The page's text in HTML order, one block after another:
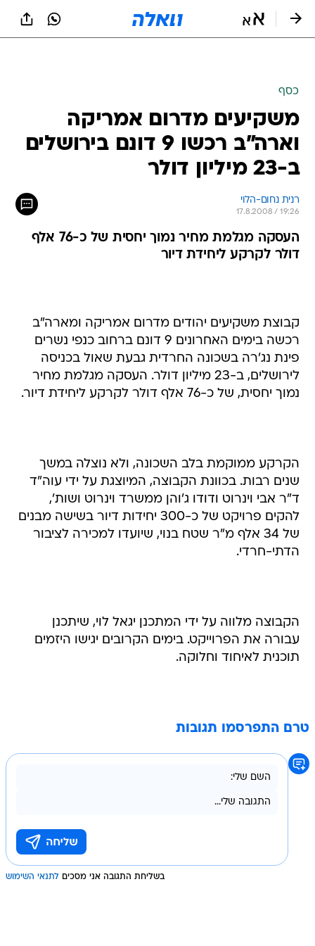
כסף
משקיעים מדרום אמריקה
וארה"ב רכשו 9 דונם בירושלים
ב-23 מיליון דולר
רנית נחום-הלוי
17.8.2008 / 19:26
העסקה מגלמת מחיר נמוך יחסית של כ-76 אלף
דולר לקרקע ליחידת דיור
קבוצת משקיעים יהודים מדרום אמריקה ומארה"ב
רכשה בימים האחרונים 9 דונם ברחוב כנפי נשרים
פינת נג'רה בשכונה החרדית גבעת שאול בכניסה
לירושלים, ב-23 מיליון דולר. העסקה מגלמת מחיר
נמוך יחסית, של כ-76 אלף דולר לקרקע ליחידת דיור.
הקרקע ממוקמת בלב השכונה, ולא נוצלה במשך
שנים רבות. בכוונת הקבוצה, המיוצגת על ידי עוה"ד
ד"ר אבי וינרוט ודודו ג'והן ממשרד וינרוט ושות',
להקים פרויקט של כ-300 יחידות דיור בשישה מבנים
של 34 אלף מ"ר שטח בנוי, שיועדו למכירה לציבור
הדתי-חרדי.
הקבוצה מלווה על ידי המתכנן יגאל לוי, שיתכנן
עבורה את הפרוייקט. בימים הקרובים יגישו היזמים
תוכנית לאיחוד וחלוקה.
טרם התפרסמו תגובות
בשליחת התגובה אני מסכים לתנאי השימוש